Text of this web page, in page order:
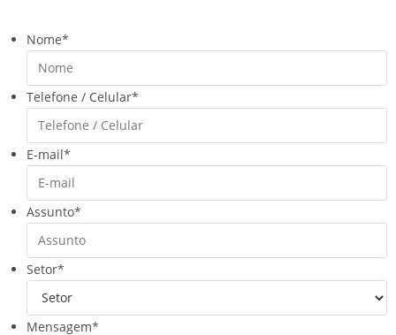
Nome*
Telefone / Celular*
E-mail*
Assunto*
Setor*
Mensagem*